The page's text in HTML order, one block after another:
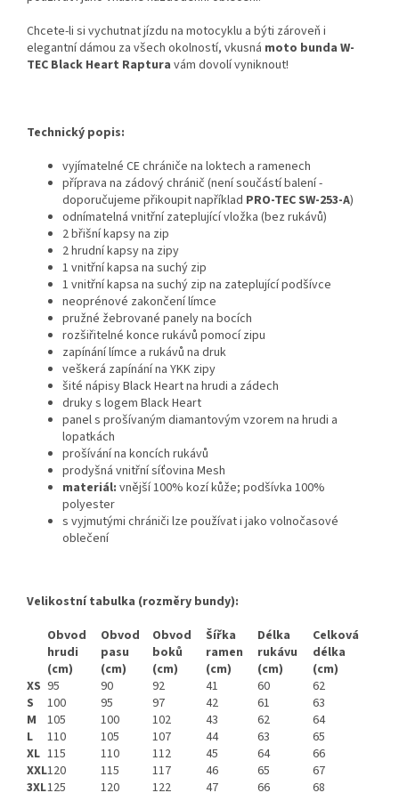
Chcete-li si vychutnat jízdu na motocyklu a býti zároveň i
elegantní dámou za všech okolností, vkusná moto bunda W-
TEC Black Heart Raptura vám dovolí vyniknout!
Technický popis:
vyjímatelné CE chrániče na loktech a ramenech
příprava na zádový chránič (není součástí balení -
doporučujeme přikoupit například PRO-TEC SW-253-A)
odnímatelná vnitřní zateplující vložka (bez rukávů)
2 břišní kapsy na zip
2 hrudní kapsy na zipy
1 vnitřní kapsa na suchý zip
1 vnitřní kapsa na suchý zip na zateplující podšívce
neoprénové zakončení límce
pružné žebrované panely na bocích
rozšiřitelné konce rukávů pomocí zipu
zapínání límce a rukávů na druk
veškerá zapínání na YKK zipy
šité nápisy Black Heart na hrudi a zádech
druky s logem Black Heart
panel s prošívaným diamantovým vzorem na hrudi a
lopatkách
prošívání na koncích rukávů
prodyšná vnitřní síťovina Mesh
materiál: vnější 100% kozí kůže; podšívka 100%
polyester
s vyjmutými chrániči lze používat i jako volnočasové
oblečení
Velikostní tabulka (rozměry bundy):
Obvod
hrudi
(cm)
Obvod
pasu
(cm)
Obvod
boků
(cm)
Šířka
ramen
(cm)
Délka
rukávu
(cm)
Celková
délka
(cm)
XS 95 90 92 41 60
62
S
100 95 97 42 61
63
M
105 100 102 43 62
64
L
110 105 107 44 63
65
XL 115 110 112 45 64
66
XXL120 115 117 46 65
67
3XL125 120 122 47 66 68